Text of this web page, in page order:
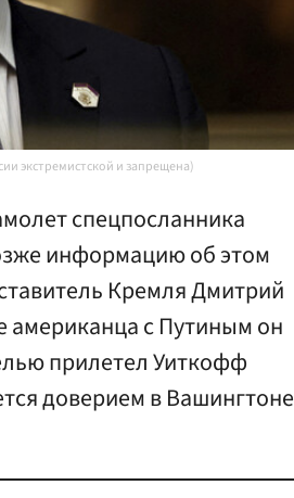
экстремистской и запрещена)
спецпосланника
информацию об этом
Кремля Дмитрий
американца с Путиным он
прилетел Уиткофф
доверием в Вашингтоне